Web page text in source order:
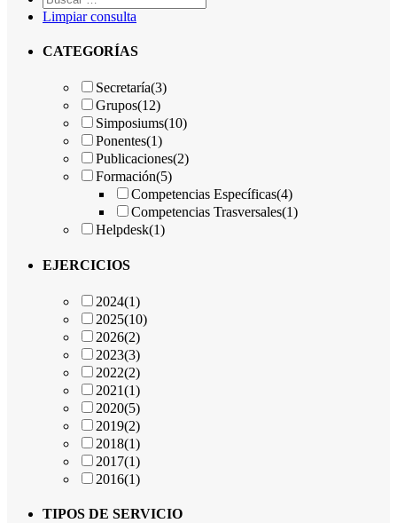
Limpiar consulta
CATEGORÍAS
Secretaría(3)
Grupos(12)
Simposiums(10)
Ponentes(1)
Publicaciones(2)
Formación(5)
Competencias Específicas(4)
Competencias Trasversales(1)
Helpdesk(1)
EJERCICIOS
2024(1)
2025(10)
2026(2)
2023(3)
2022(2)
2021(1)
2020(5)
2019(2)
2018(1)
2017(1)
2016(1)
TIPOS DE SERVICIO